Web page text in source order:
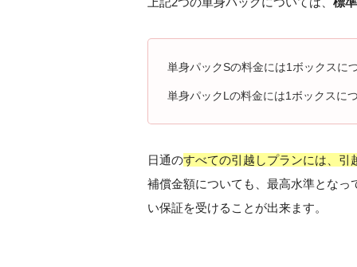
単身パックSの料金には1ボックスに
単身パックLの料金には1ボックスに
日通のすべての引越しプランには、引
補償金額についても、最高水準とな
い保証を受けることが出来ます。